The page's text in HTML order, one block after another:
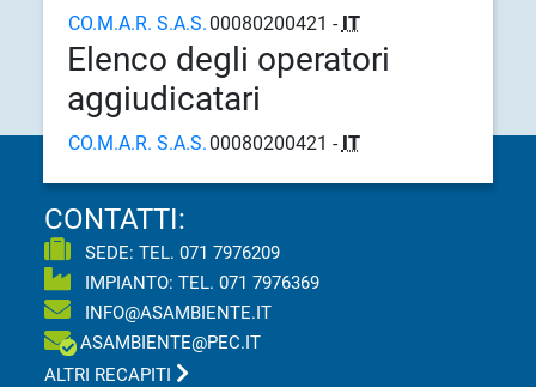
CO.M.A.R. S.A.S. 00080200421 - IT
Elenco degli operatori
aggiudicatari
CO.M.A.R. S.A.S. 00080200421 - IT
CONTATTI:
SEDE: TEL.071 7976209
IMPIANTO: TEL.071 7976369
INFO@ASAMBIENTE.IT
ASAMBIENTE@PEC.IT
ALTRI RECAPITI